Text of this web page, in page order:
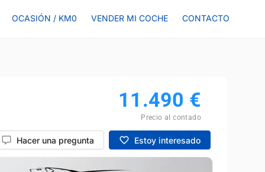
OCASIÓN / KM0 VENDER MI COCHE CONTACTO
11.490 €
Precio al contado
Hacer una pregunta Estoy interesado